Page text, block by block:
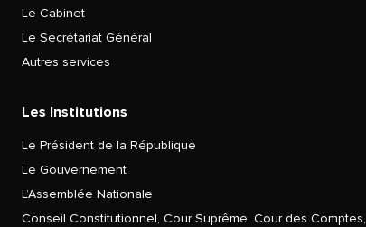
Le Cabinet
Le Secrétariat Général
Autres services
Les Institutions
Le Président de la République
Le Gouvernement
L’Assemblée Nationale
Conseil Constitutionnel, Cour Suprême, Cour des Comptes,